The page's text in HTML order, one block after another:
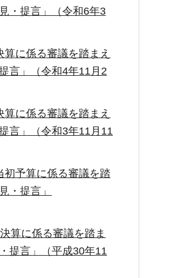
・提言」（令和6年3
算に係る審議を踏まえ
言」（令和4年11月2
算に係る審議を踏まえ
言」（令和3年11月11
初予算に係る審議を踏
・提言」
算に係る審議を踏ま
提言」（平成30年11